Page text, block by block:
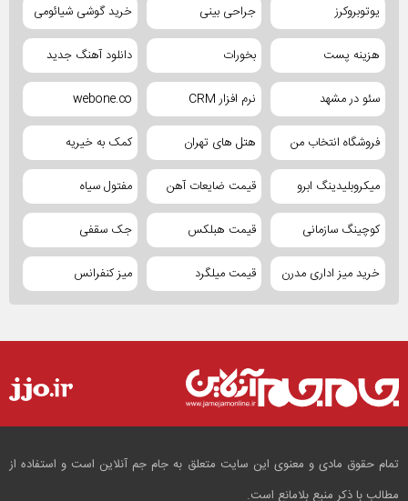
یوتوبروکرز جراحی بینی خرید گوشی شیائومی
هزینه پست بخورات دانلود آهنگ جدید
سئو در مشهد نرم افزار CRM webone.co
فروشگاه انتخاب من هتل های تهران کمک به خیریه
میکروبلیدینگ ابرو قیمت ضایعات آهن مفتول سیاه
کوچینگ سازمانی قیمت هبلکس جک سقفی
خرید میز اداری مدرن قیمت میلگرد میز کنفرانس
تمام حقوق مادی و معنوی این سایت متعلق به جام جم آنلاین است و استفاده از
مطالب با ذکر منبع بلامانع است.